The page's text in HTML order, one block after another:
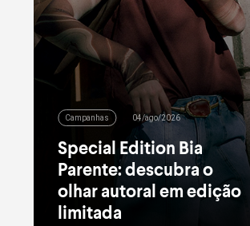
Campanhas 04/ago/2026
Special Edition Bia
Parente: descubra o
olhar autoral em edição
limitada